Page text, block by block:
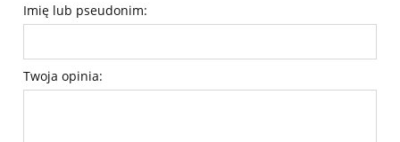
Imię lub pseudonim:
Twoja opinia: